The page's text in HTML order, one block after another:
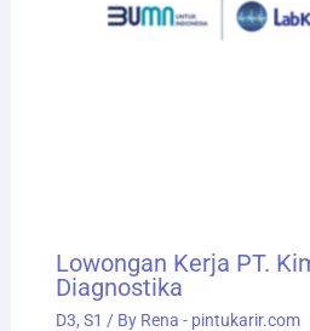
Lowongan Kerja PT.
Diagnostika
D3, S1 / By Rena - pintukarir.com